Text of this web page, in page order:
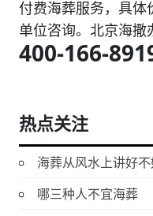
付费海葬服务，具体
单位咨询。北京海撒
400-166-
热点关注
海葬从风水上讲好
哪三种人不宜海葬